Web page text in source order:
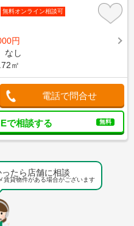
無料オンライン相談可
円
なし
㎡
電話で問合せ
で相談する 無料
たら店舗に相談
賃貸物件がある場合がございます